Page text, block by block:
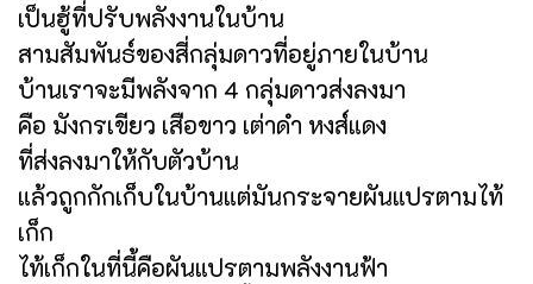
เป็นฮู้ที่ปรับพลังงานในบ้าน
สามสัมพันธ์ของสี่กลุ่มดาวที่อยู่ภายในบ้าน
บ้านเราจะมีพลังจาก 4 กลุ่มดาวส่งลงมา
คือ มังกรเขียว เสือขาว เต่าดำ หงส์แดง
ที่ส่งลงมาให้กับตัวบ้าน
แล้วถูกกักเก็บในบ้านแต่มันกระจายผันแปรตามไท้
เก็ก
ไท้เก็กในที่นี้คือผันแปรตามพลังงานฟ้า